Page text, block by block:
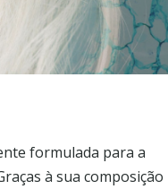
formulada para a
à sua composição